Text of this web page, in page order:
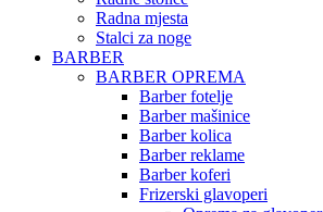
Radna mjesta
Stalci za noge
BARBER
BARBER OPREMA
Barber fotelje
Barber mašinice
Barber kolica
Barber reklame
Barber koferi
Frizerski glavoperi